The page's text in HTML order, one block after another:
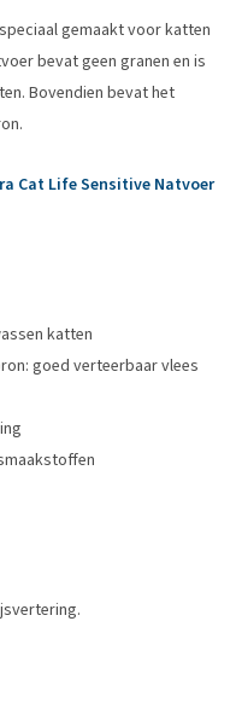
gemaakt voor katten
bevat geen granen en is
Bovendien bevat het
Cat Life Sensitive Natvoer
katten
goed verteerbaar vlees